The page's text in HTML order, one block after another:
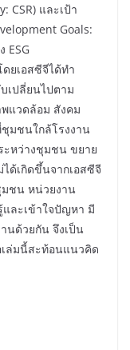
CSR) และเป้า
Goals:
ESG
ยเอสซีจีได้ทำ
เปลี่ยนไปตาม
แวดล้อม สังคม
มชนใกล้โรงงาน
ะหว่างชุมชน ขยาย
ด้เกิดขึ้นจากเอสซีจี
มชน หน่วยงาน
ละเข้าใจปัญหา มี
นด้วยกัน จึงเป็น
เล่มนี้สะท้อนแนวคิด